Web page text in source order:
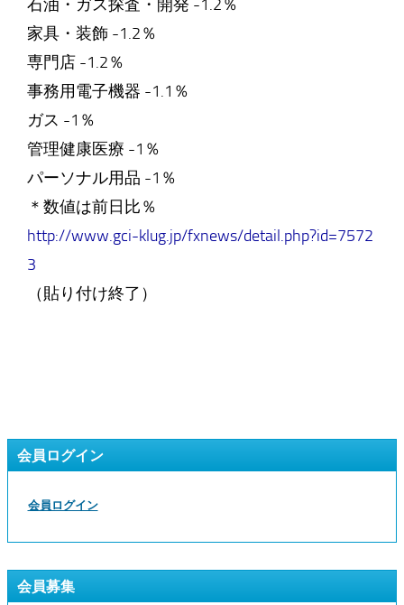
石油・ガス探査・開発 -1.2％
家具・装飾 -1.2％
専門店 -1.2％
事務用電子機器 -1.1％
ガス -1％
管理健康医療 -1％
パーソナル用品 -1％
＊数値は前日比％
http://www.gci-klug.jp/fxnews/detail.php?id=7572
3
（貼り付け終了）
会員ログイン
会員ログイン
会員募集